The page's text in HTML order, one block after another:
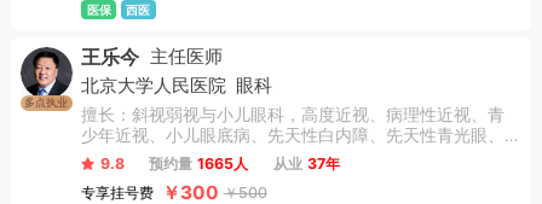
医保 西医
多点执业
王乐今 主任医师
北京大学人民医院
眼科
擅长：斜视弱视与小儿眼科，高度近视、病理性近视、青
少年近视、小儿眼底病、先天性白内障、先天性青光眼、
成人斜视及其它特殊和复杂眼外肌病。
9.8 预约量 1665人 从业 37年
专享挂号费
￥300 ￥500